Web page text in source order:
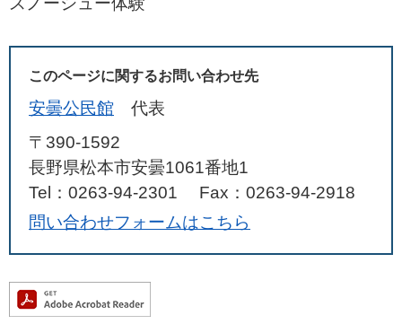
このページに関するお問い合わせ先
安曇公民館
代表
〒390-1592
長野県松本市安曇1061番地1
Tel：0263-94-2301
Fax：0263-94-2918
問い合わせフォームはこちら